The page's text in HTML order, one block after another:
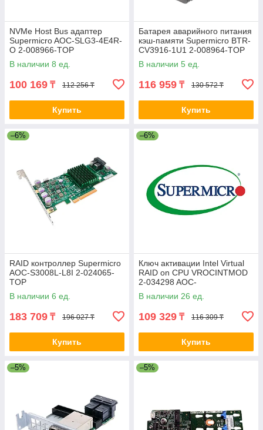
NVMe Host Bus адаптер
Supermicro AOC-SLG3-4E4R-
O 2-008966-TOP
В наличии 8 ед.
100 169 ₸ 112 256 ₸
Купить
Батарея аварийного питания
кэш-памяти Supermicro BTR-
CV3916-1U1 2-008964-TOP
В наличии 5 ед.
116 959 ₸ 130 572 ₸
Купить
–6%
RAID контроллер Supermicro
AOC-S3008L-L8I 2-024065-
TOP
В наличии 6 ед.
183 709 ₸ 196 027 ₸
Купить
–6%
Ключ активации Intel Virtual
RAID on CPU VROCINTMOD
2-034298 AOC-
VROCSTNMOD
В наличии 26 ед.
109 329 ₸ 116 309 ₸
Купить
–5% –5%